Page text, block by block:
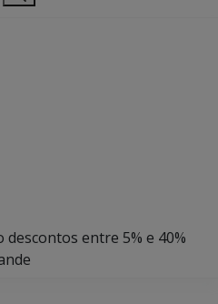
entre 5% e 40%